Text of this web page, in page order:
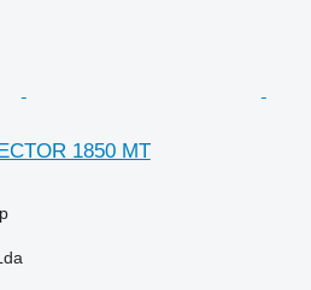
1850 MT